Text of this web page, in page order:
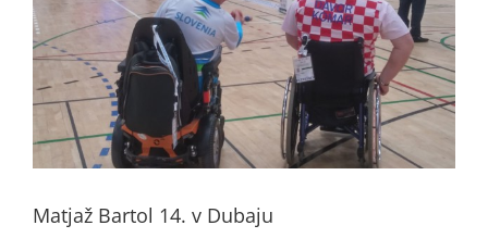
Matjaž Bartol 14. v Dubaju